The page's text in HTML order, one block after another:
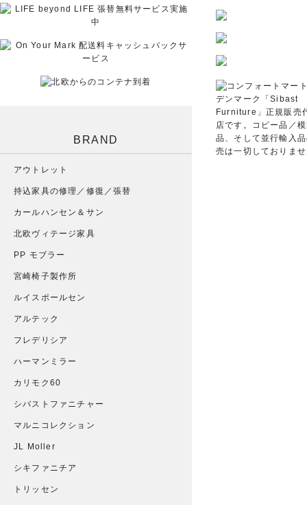
BRAND
アウトレット
持込家具の修理／修復／張替
カールハンセン＆サン
北欧ヴィテージ家具
PP モブラー
宮崎椅子製作所
ルイスポールセン
アルテック
フレデリシア
ハーマンミラー
カリモク60
シバストファニチャー
マルニコレクション
JL Moller
シキファニチア
トリッセン